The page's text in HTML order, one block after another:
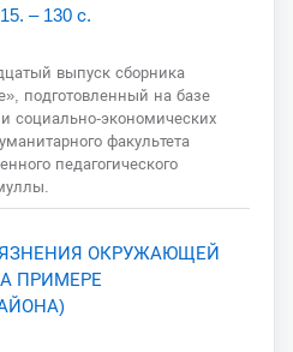
– 130 с.
выпуск сборника
подготовленный на базе
социально-экономических
факультета
педагогического
ОКРУЖАЮЩЕЙ
ПРИМЕРЕ